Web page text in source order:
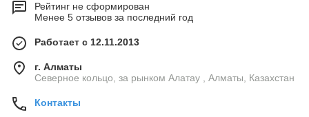
Рейтинг не сформирован
Менее 5 отзывов за последний год
Работает с 12.11.2013
г. Алматы
Северное кольцо, за рынком Алатау , Алматы, Казахстан
Контакты